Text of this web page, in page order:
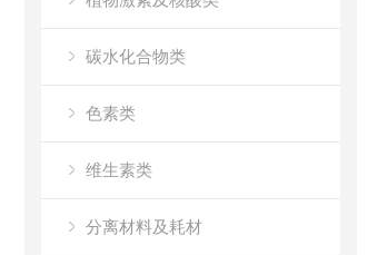
碳水化合物类
色素类
维生素类
分离材料及耗材